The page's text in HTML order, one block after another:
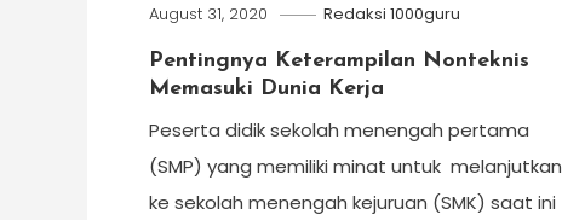
August 31, 2020 Redaksi 1000guru
Pentingnya Keterampilan Nonteknis
Memasuki Dunia Kerja
Peserta didik sekolah menengah pertama
(SMP) yang memiliki minat untuk melanjutkan
ke sekolah menengah kejuruan (SMK) saat ini